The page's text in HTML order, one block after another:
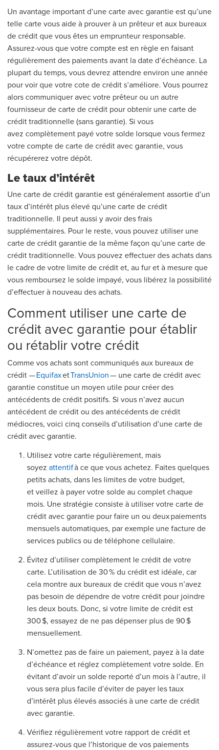
Un avantage important d’une carte avec garantie est qu’une
telle carte vous aide à prouver à un prêteur et aux bureaux
de crédit que vous êtes un emprunteur responsable.
Assurez-vous que votre compte est en règle en faisant
régulièrement des paiements avant la date d’échéance. La
plupart du temps, vous devrez attendre environ une année
pour voir que votre cote de crédit s’améliore. Vous pourrez
alors communiquer avec votre prêteur ou un autre
fournisseur de carte de crédit pour obtenir une carte de
crédit traditionnelle (sans garantie). Si vous
avez complètement payé votre solde lorsque vous fermez
votre compte de carte de crédit avec garantie, vous
récupérerez votre dépôt.
Le taux d’intérêt
Une carte de crédit garantie est généralement assortie d’un
taux d’intérêt plus élevé qu’une carte de crédit
traditionnelle. Il peut aussi y avoir des frais
supplémentaires. Pour le reste, vous pouvez utiliser une
carte de crédit garantie de la même façon qu’une carte de
crédit traditionnelle. Vous pouvez effectuer des achats dans
le cadre de votre limite de crédit et, au fur et à mesure que
vous remboursez le solde impayé, vous libérez la possibilité
d’effectuer à nouveau des achats.
Comment utiliser une carte de
crédit avec garantie pour établir
ou rétablir votre crédit
Comme vos achats sont communiqués aux bureaux de
crédit —EquifaxetTransUnion— une carte de crédit avec
garantie constitue un moyen utile pour créer des
antécédents de crédit positifs. Si vous n’avez aucun
antécédent de crédit ou des antécédents de crédit
médiocres, voici cinq conseils d’utilisation d’une carte de
crédit avec garantie.
Utilisez votre carte régulièrement, mais
soyez attentifà ce que vous achetez. Faites quelques
petits achats, dans les limites de votre budget,
et veillez à payer votre solde au complet chaque
mois. Une stratégie consiste à utiliser votre carte de
crédit avec garantie pour faire un ou deux paiements
mensuels automatiques, par exemple une facture de
services publics ou de téléphone cellulaire.
Évitez d’utiliser complètement le crédit de votre
carte. L’utilisation de 30 % du crédit est idéale, car
cela montre aux bureaux de crédit que vous n’avez
pas besoin de dépendre de votre crédit pour joindre
les deux bouts. Donc, si votre limite de crédit est
300 $, essayez de ne pas dépenser plus de 90 $
mensuellement.
N’omettez pas de faire un paiement, payez à la date
d’échéance et réglez complètement votre solde. En
évitant d’avoir un solde reporté d’un mois à l’autre, il
vous sera plus facile d’éviter de payer les taux
d’intérêt plus élevés associés à une carte de crédit
avec garantie.
Vérifiez régulièrement votre rapport de crédit et
assurez-vous que l’historique de vos paiements